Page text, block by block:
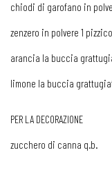
chiodi di garofano in
zenzero in polvere 1 pizzico
arancia la buccia
limone la buccia
PER LA DECORAZIONE
zucchero di canna q.b.